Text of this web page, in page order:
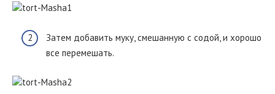
Затем добавить муку, смешанную с содой, и хорошо
все перемешать.